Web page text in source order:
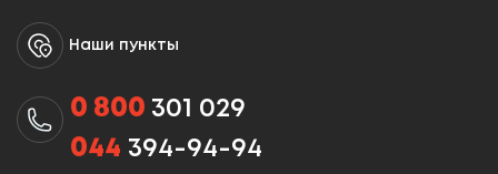
Наши пункты
0 800 301 029
044 394-94-94